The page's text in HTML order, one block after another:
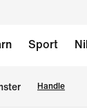
Sport
Handle